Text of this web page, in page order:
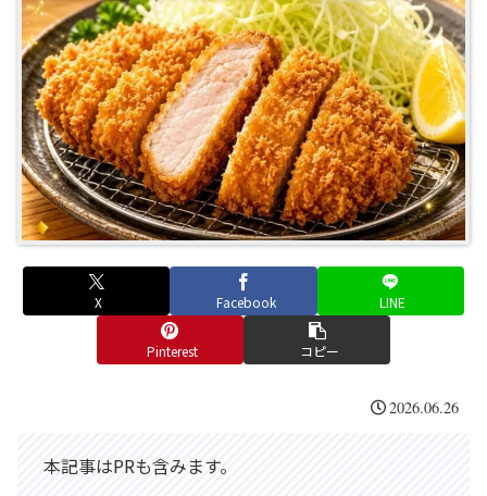
X Facebook LINE
Pinterest コピー
2026.06.26
本記事はPRも含みます。